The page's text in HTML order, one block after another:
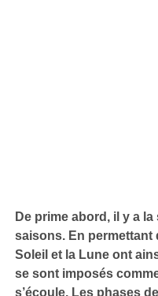
De prime abord, il y a
saisons. En permettant
Soleil et la Lune ont
se sont imposés
s’écoule. Les phases